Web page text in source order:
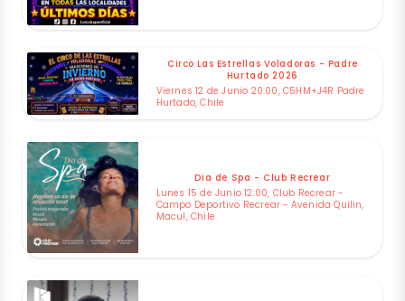
Circo Las Estrellas Voladoras - Padre
Hurtado 2026
Viernes 12 de Junio 20:00, C5HM+J4R Padre
Hurtado, Chile
Dia de Spa - Club Recrear
Lunes 15 de Junio 12:00, Club Recrear -
Campo Deportivo Recrear - Avenida Quilin,
Macul, Chile